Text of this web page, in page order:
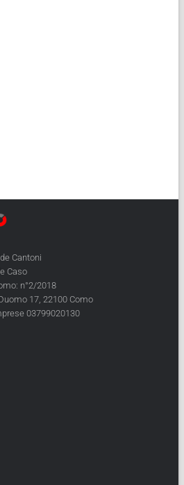
Cantoni
Caso
n°2/2018
17, 22100 Como
03799020130